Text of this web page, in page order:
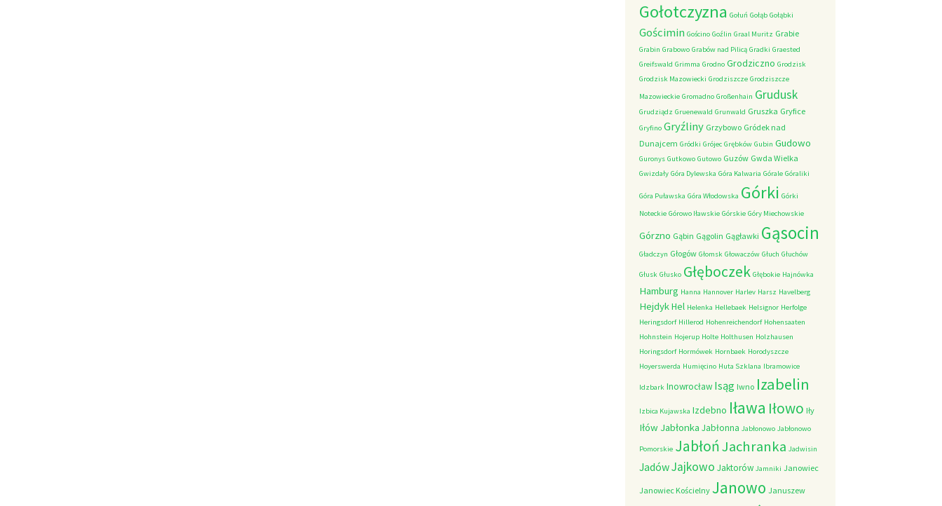
Gołotczyzna Gołuń Gołąb Gołąbki
Gościmin Gościno Goźlin Graal Muritz Grabie
Grabin Grabowo Grabów nad Pilicą Gradki Graested
Greifswald Grimma Grodno Grodziczno Grodzisk
Grodzisk Mazowiecki Grodziszcze Grodziszcze
Mazowieckie Gromadno Großenhain Grudusk
Grudziądz Gruenewald Grunwald Gruszka Gryfice
Gryfino Gryźliny Grzybowo Gródek nad
Dunajcem Gródki Grójec Grębków Gubin Gudowo
Guronys Gutkowo Gutowo Guzów Gwda Wielka
Gwizdały Góra Dylewska Góra Kalwaria Górale Góraliki
Góra Puławska Góra Włodowska Górki Górki
Noteckie Górowo Iławskie Górskie Góry Miechowskie
Górzno Gąbin Gągolin Gągławki Gąsocin
Gładczyn Głogów Głomsk Głowaczów Głuch Głuchów
Głusk Głusko Głęboczek Głębokie Hajnówka
Hamburg Hanna Hannover Harlev Harsz Havelberg
HejdykHel Helenka Hellebaek Helsignor Herfolge
Heringsdorf Hillerod Hohenreichendorf Hohensaaten
Hohnstein Hojerup Holte Holthusen Holzhausen
Horingsdorf Hormówek Hornbaek Horodyszcze
Hoyerswerda Humięcino Huta Szklana Ibramowice
Idzbark Inowrocław Isąg Iwno Izabelin
Izbica Kujawska Izdebno Iława Iłowo Iły
Iłów Jabłonka Jabłonna Jabłonowo Jabłonowo
Pomorskie JabłońJachranka Jadwisin
JadówJajkowo Jaktorów Jamniki Janowiec
Janowiec Kościelny Janowo Januszew